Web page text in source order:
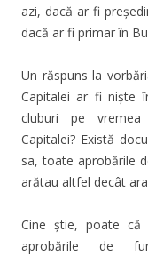
azi, dacă ar fi
dacă ar fi primar în
Un răspuns la
Capitalei ar fi niște
cluburi pe
Capitalei? Există
sa, toate aprobările
arătau altfel decât
Cine știe, poate
aprobările de